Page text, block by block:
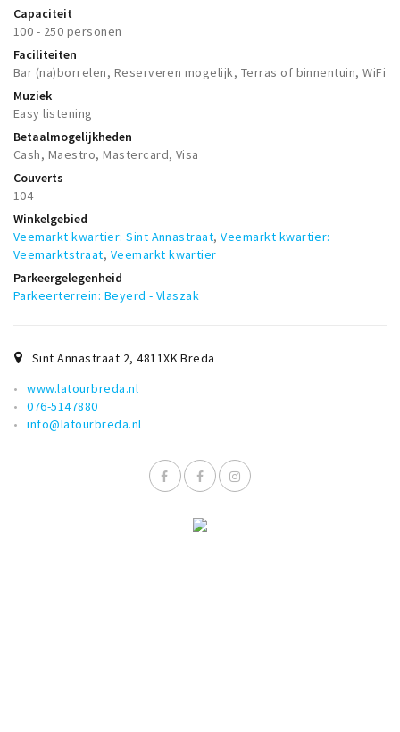
Capaciteit
100 - 250 personen
Faciliteiten
Bar (na)borrelen, Reserveren mogelijk, Terras of binnentuin, WiFi
Muziek
Easy listening
Betaalmogelijkheden
Cash, Maestro, Mastercard, Visa
Couverts
104
Winkelgebied
Veemarkt kwartier: Sint Annastraat,Veemarkt kwartier:
Veemarktstraat, Veemarkt kwartier
Parkeergelegenheid
Parkeerterrein: Beyerd - Vlaszak
Sint Annastraat 2,4811XKBreda
www.latourbreda.nl
076-5147880
info@latourbreda.nl